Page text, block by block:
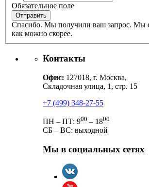
Обязательное поле
Спасибо. Мы получили ваш запрос. Мы
как можно скорее.
Контакты
Офис: 127018, г. Москва,
Складочная улица, 1, стр. 15
+7 (499) 348-27-55
ПН – ПТ: 900 – 1800
СБ – ВС: выходной
Мы в социальных сетях